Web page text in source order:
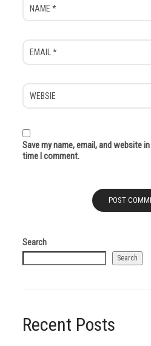
Save my name, email, and website
time I comment.
Search
Search
Recent Posts